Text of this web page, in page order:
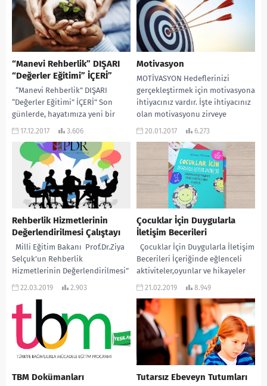
çocuklar yetiştirmek ister. Peki...
“Manevi Rehberlik” DIŞARI
“Değerler Eğitimi” İÇERİ”
“Manevi Rehberlik” DIŞARI
“Değerler Eğitimi” İÇERİ” Son
günlerde, hayatımıza yeni bir
kavram girdi “Manevi Rehberlik”
17.12.2017 3.606
Motivasyon
MOTİVASYON Hedeflerinizi
gerçekleştirmek için motivasyona
ihtiyacınız vardır. İşte ihtiyacınız
olan motivasyonu zirveye
ulaştırmak ve korumak için
Hatırlamak Hedeflerinize...
20.01.2017 6.273
Rehberlik Hizmetlerinin
Değerlendirilmesi Çalıştayı
Milli Eğitim Bakanı Prof.Dr.Ziya
Selçuk’un Rehberlik
Hizmetlerinin Değerlendirilmesi”
çalıştayı açış konuşması Tarih: 20
Öğretmenevi Çalıştayı...
22.03.2019 2.903
Çocuklar İçin Duygularla
İletişim Becerileri
Çocuklar İçin Duygularla İletişim
Becerileri İçeriğinde eğlenceli
aktiviteler,oyunlar ve hikayeler
olan kitabımız 13 sayfadan
aralığındaki çocukların kendi...
21.02.2019 8.949
TBM Dokümanları Tutarsız Ebeveyn Tutumları